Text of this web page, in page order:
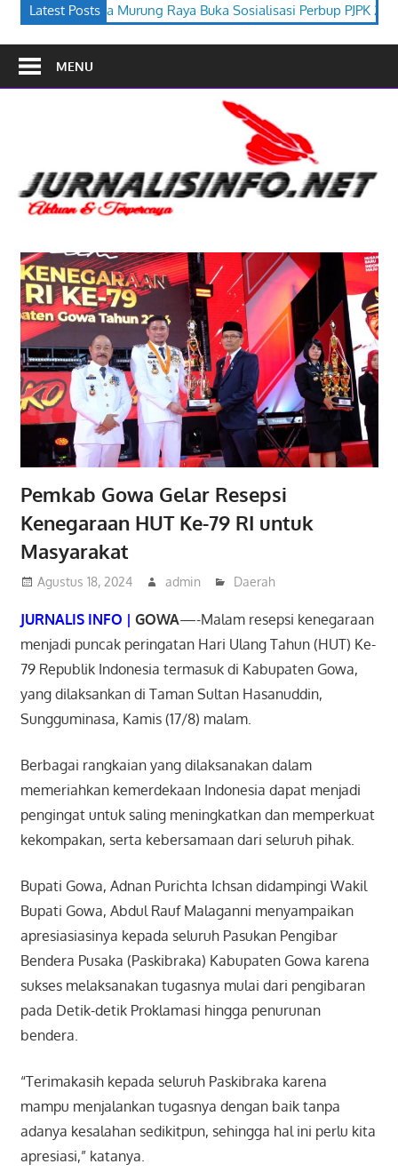
Latest Posts
Buka Sosialisasi Perbup PJPK 2026–2030 Festival Budaya
MENU
Pemkab Gowa Gelar Resepsi
Kenegaraan HUT Ke-79 RI untuk
Masyarakat
Agustus 18, 2024 admin Daerah
JURNALIS INFO | GOWA—-Malam resepsi kenegaraan
menjadi puncak peringatan Hari Ulang Tahun (HUT) Ke-
79 Republik Indonesia termasuk di Kabupaten Gowa,
yang dilaksankan di Taman Sultan Hasanuddin,
Sungguminasa, Kamis (17/8) malam.
Berbagai rangkaian yang dilaksanakan dalam
memeriahkan kemerdekaan Indonesia dapat menjadi
pengingat untuk saling meningkatkan dan memperkuat
kekompakan, serta kebersamaan dari seluruh pihak.
Bupati Gowa, Adnan Purichta Ichsan didampingi Wakil
Bupati Gowa, Abdul Rauf Malaganni menyampaikan
apresiasiasinya kepada seluruh Pasukan Pengibar
Bendera Pusaka (Paskibraka) Kabupaten Gowa karena
sukses melaksanakan tugasnya mulai dari pengibaran
pada Detik-detik Proklamasi hingga penurunan
bendera.
“Terimakasih kepada seluruh Paskibraka karena
mampu menjalankan tugasnya dengan baik tanpa
adanya kesalahan sedikitpun, sehingga hal ini perlu kita
apresiasi,” katanya.